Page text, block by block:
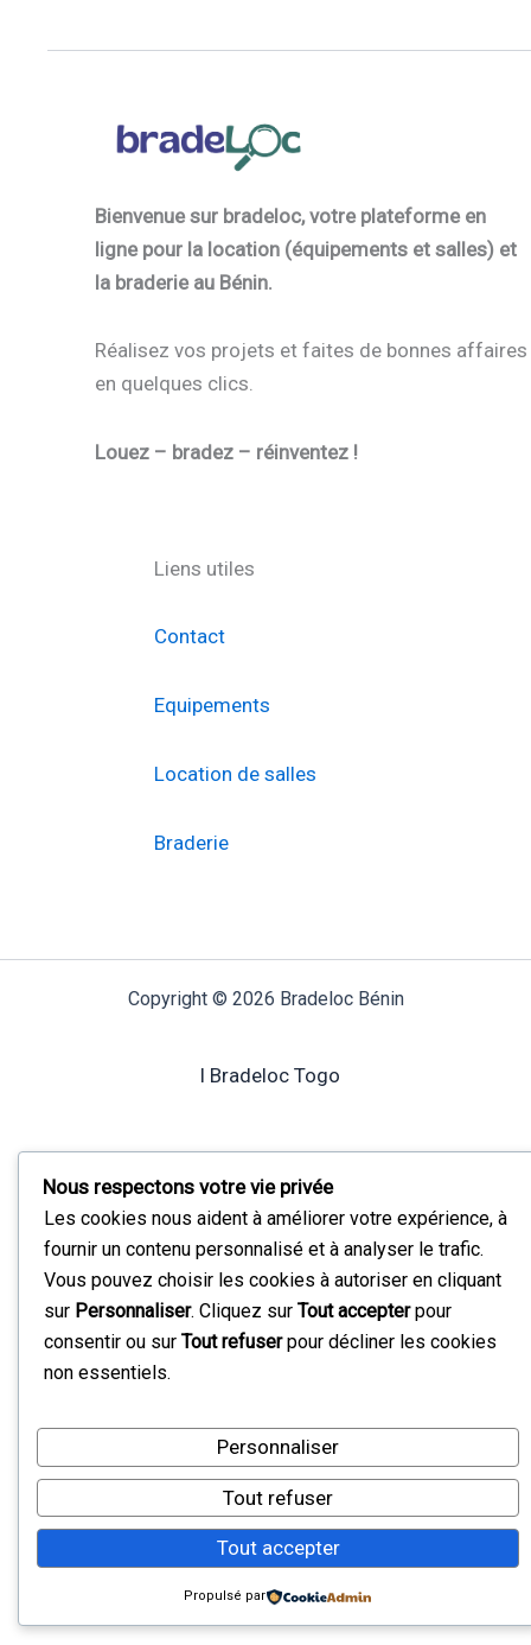
Bienvenue sur bradeloc, votre plateforme en
ligne pour la location (équipements et salles) et
la braderie au Bénin.
Réalisez vos projets et faites de bonnes affaires
en quelques clics.
Louez – bradez – réinventez !
Liens utiles
Contact
Equipements
Location de salles
Braderie
Copyright © 2026 Bradeloc Bénin
I Bradeloc Togo
Nous respectons votre vie privée
Les cookies nous aident à améliorer votre expérience, à
fournir un contenu personnalisé et à analyser le trafic.
Vous pouvez choisir les cookies à autoriser en cliquant
sur Personnaliser. Cliquez sur Tout accepterpour
consentir ou sur Tout refuserpour décliner les cookies
non essentiels.
Personnaliser
Tout refuser
Tout accepter
Propulsé par